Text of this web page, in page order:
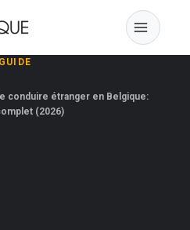
GUIDE
conduire étranger en Belgique:
(2026)